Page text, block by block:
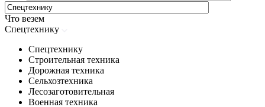
Что везем
Спецтехнику
Спецтехнику
Строительная техника
Дорожная техника
Сельхозтехника
Лесозаготовительная
Военная техника